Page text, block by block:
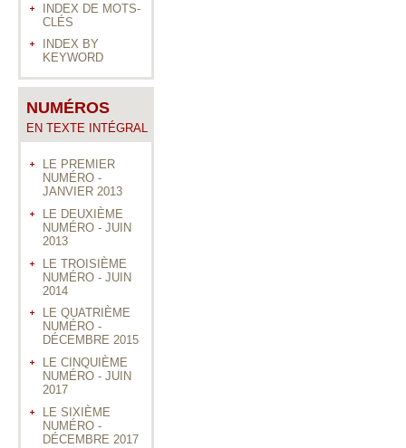
INDEX DE MOTS-
CLÉS
INDEX BY
KEYWORD
NUMÉROS
EN TEXTE INTÉGRAL
LE PREMIER
NUMÉRO -
JANVIER 2013
LE DEUXIÈME
NUMÉRO - JUIN
2013
LE TROISIÈME
NUMÉRO - JUIN
2014
LE QUATRIÈME
NUMÉRO -
DÉCEMBRE 2015
LE CINQUIÈME
NUMÉRO - JUIN
2017
LE SIXIÈME
NUMÉRO -
DÉCEMBRE 2017